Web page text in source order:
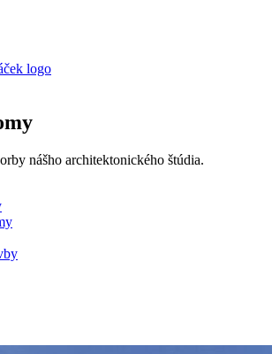
nášho architektonického štúdia.